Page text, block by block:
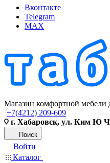
Вконтакте
Telegram
MAX
Магазин комфортной мебели
+7(4212) 209-609
г. Хабаровск, ул. Ким Ю
Поиск
Войти
Каталог